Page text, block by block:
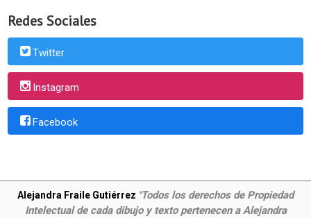
Redes Sociales
Twitter
Instagram
Facebook
Alejandra Fraile Gutiérrez "Todos los derechos de Propiedad
Intelectual de cada dibujo y texto pertenecen a Alejandra